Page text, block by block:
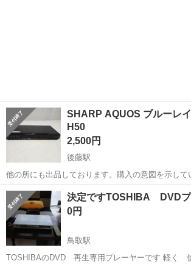
SHARP AQUOS ブルーレ
H50
2,500円
後藤駅
他の所にも出品しております。購入の意図を示して
次第出品停止いたしますが、先に購入されてしまう
をご了承ください。 500GBのHDD搭載のBlu-rayレコーダーです。付属
品はリモコン(電池入...
鳥取 米子市 後藤駅 映像プレーヤー、
決定ですTOSHIBA DVDプ
0円
鳥取駅
TOSHIBAのDVD 再生専用プレーヤーです 軽く